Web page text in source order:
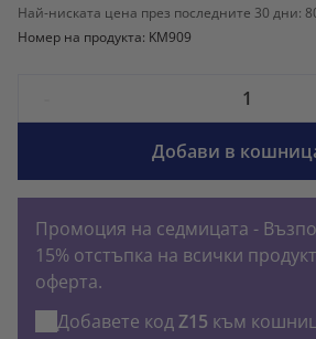
Най-ниската цена през последните 30 дни:
Номер на продукта: KM909
Добави в
Промоция на седмицата -
15% отстъпка на всички
оферта.
Добавете кодZ15 към